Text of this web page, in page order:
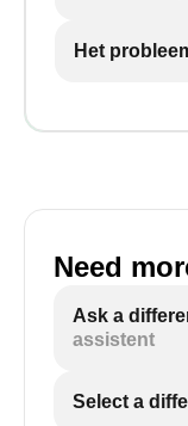
Het
Need
Ask a
assistent
Select a